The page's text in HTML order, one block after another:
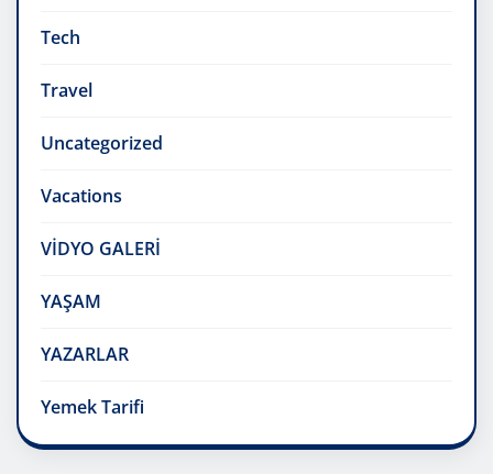
Tech
Travel
Uncategorized
Vacations
VİDYO GALERİ
YAŞAM
YAZARLAR
Yemek Tarifi